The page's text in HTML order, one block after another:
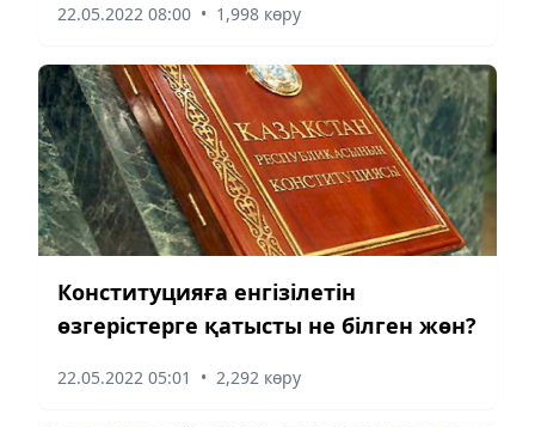
22.05.2022 08:00 • 1,998 көру
Конституцияға енгізілетін
өзгерістерге қатысты не білген жөн?
22.05.2022 05:01 • 2,292 көру